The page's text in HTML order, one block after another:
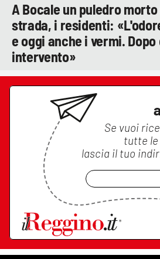
A Bocale un puledro
strada, i residenti:
e oggi anche i vermi.
intervento»
Se vuoi
tutte
lascia il tuo